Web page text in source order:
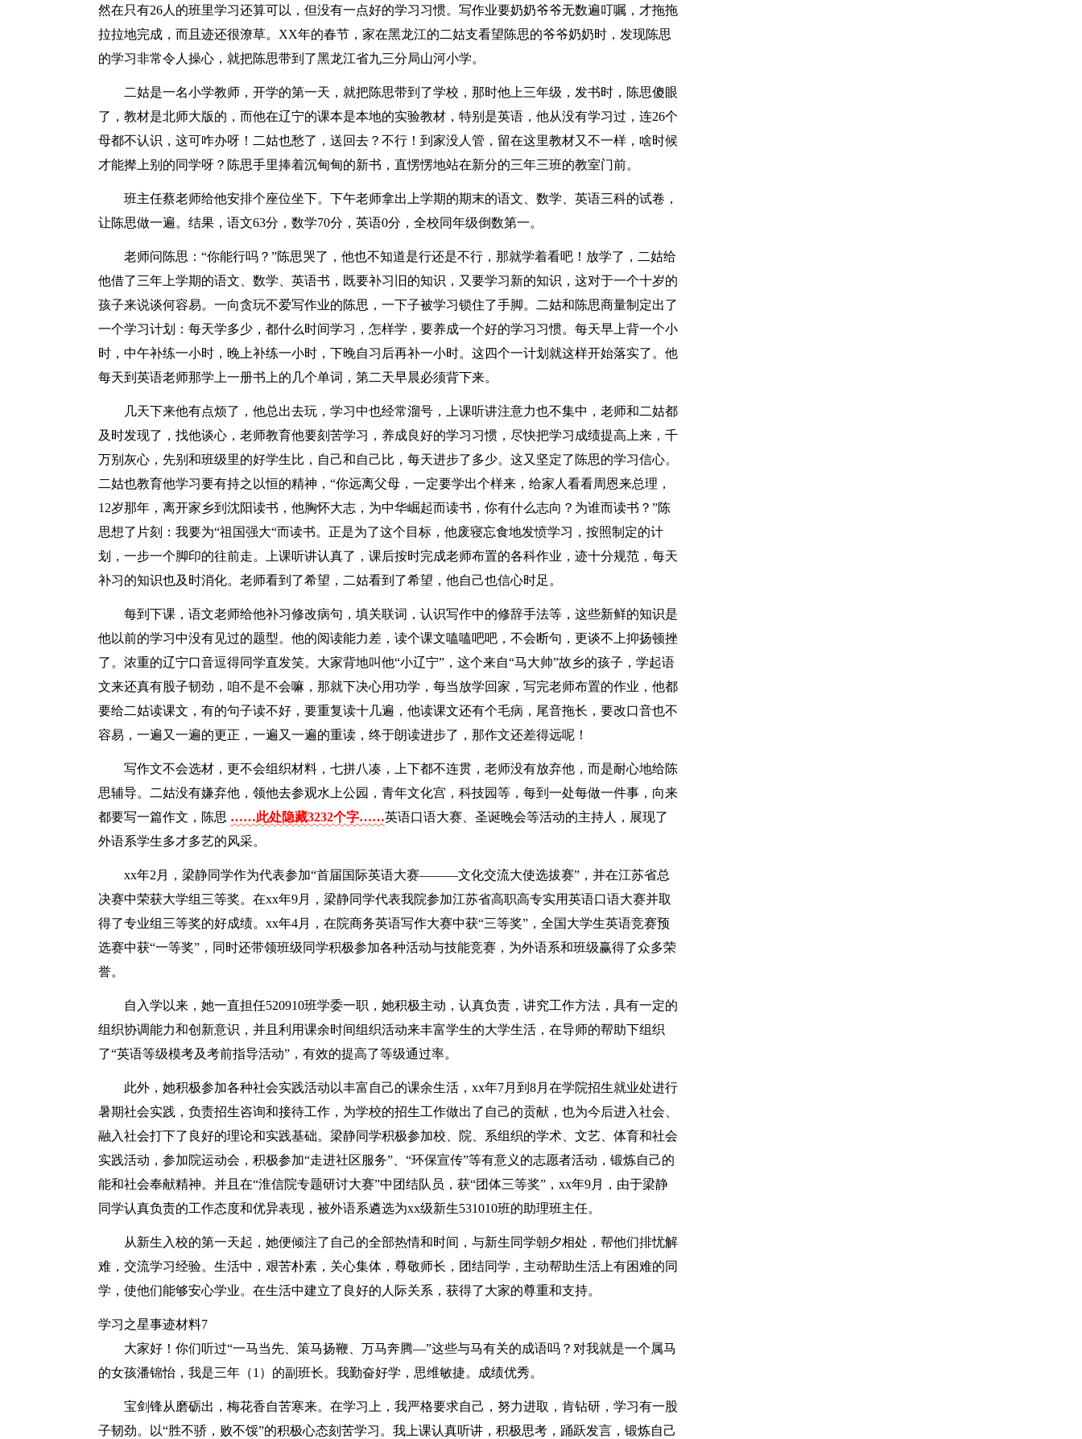
然在只有26人的班里学习还算可以，但没有一点好的学习习惯。写作业要奶奶爷爷无数遍叮嘱，才拖拖
拉拉地完成，而且迹还很潦草。XX年的春节，家在黑龙江的二姑支看望陈思的爷爷奶奶时，发现陈思
的学习非常令人操心，就把陈思带到了黑龙江省九三分局山河小学。
二姑是一名小学教师，开学的第一天，就把陈思带到了学校，那时他上三年级，发书时，陈思傻眼
了，教材是北师大版的，而他在辽宁的课本是本地的实验教材，特别是英语，他从没有学习过，连26个
母都不认识，这可咋办呀！二姑也愁了，送回去？不行！到家没人管，留在这里教材又不一样，啥时候
才能撵上别的同学呀？陈思手里捧着沉甸甸的新书，直愣愣地站在新分的三年三班的教室门前。
班主任蔡老师给他安排个座位坐下。下午老师拿出上学期的期末的语文、数学、英语三科的试卷，
让陈思做一遍。结果，语文63分，数学70分，英语0分，全校同年级倒数第一。
老师问陈思：“你能行吗？”陈思哭了，他也不知道是行还是不行，那就学着看吧！放学了，二姑给
他借了三年上学期的语文、数学、英语书，既要补习旧的知识，又要学习新的知识，这对于一个十岁的
孩子来说谈何容易。一向贪玩不爱写作业的陈思，一下子被学习锁住了手脚。二姑和陈思商量制定出了
一个学习计划：每天学多少，都什么时间学习，怎样学，要养成一个好的学习习惯。每天早上背一个小
时，中午补练一小时，晚上补练一小时，下晚自习后再补一小时。这四个一计划就这样开始落实了。他
每天到英语老师那学上一册书上的几个单词，第二天早晨必须背下来。
几天下来他有点烦了，他总出去玩，学习中也经常溜号，上课听讲注意力也不集中，老师和二姑都
及时发现了，找他谈心，老师教育他要刻苦学习，养成良好的学习习惯，尽快把学习成绩提高上来，千
万别灰心，先别和班级里的好学生比，自己和自己比，每天进步了多少。这又坚定了陈思的学习信心。
二姑也教育他学习要有持之以恒的精神，“你远离父母，一定要学出个样来，给家人看看周恩来总理，
12岁那年，离开家乡到沈阳读书，他胸怀大志，为中华崛起而读书，你有什么志向？为谁而读书？”陈
思想了片刻：我要为“祖国强大“而读书。正是为了这个目标，他废寝忘食地发愤学习，按照制定的计
划，一步一个脚印的往前走。上课听讲认真了，课后按时完成老师布置的各科作业，迹十分规范，每天
补习的知识也及时消化。老师看到了希望，二姑看到了希望，他自己也信心时足。
每到下课，语文老师给他补习修改病句，填关联词，认识写作中的修辞手法等，这些新鲜的知识是
他以前的学习中没有见过的题型。他的阅读能力差，读个课文嗑嗑吧吧，不会断句，更谈不上抑扬顿挫
了。浓重的辽宁口音逗得同学直发笑。大家背地叫他“小辽宁”，这个来自“马大帅”故乡的孩子，学起语
文来还真有股子韧劲，咱不是不会嘛，那就下决心用功学，每当放学回家，写完老师布置的作业，他都
要给二姑读课文，有的句子读不好，要重复读十几遍，他读课文还有个毛病，尾音拖长，要改口音也不
容易，一遍又一遍的更正，一遍又一遍的重读，终于朗读进步了，那作文还差得远呢！
写作文不会选材，更不会组织材料，七拼八凑，上下都不连贯，老师没有放弃他，而是耐心地给陈
思辅导。二姑没有嫌弃他，领他去参观水上公园，青年文化宫，科技园等，每到一处每做一件事，向来
都要写一篇作文，陈思 ……此处隐藏3232个字……英语口语大赛、圣诞晚会等活动的主持人，展现了
外语系学生多才多艺的风采。
xx年2月，梁静同学作为代表参加“首届国际英语大赛———文化交流大使选拔赛”，并在江苏省总
决赛中荣获大学组三等奖。在xx年9月，梁静同学代表我院参加江苏省高职高专实用英语口语大赛并取
得了专业组三等奖的好成绩。xx年4月，在院商务英语写作大赛中获“三等奖”，全国大学生英语竞赛预
选赛中获“一等奖”，同时还带领班级同学积极参加各种活动与技能竞赛，为外语系和班级赢得了众多荣
誉。
自入学以来，她一直担任520910班学委一职，她积极主动，认真负责，讲究工作方法，具有一定的
组织协调能力和创新意识，并且利用课余时间组织活动来丰富学生的大学生活，在导师的帮助下组织
了“英语等级模考及考前指导活动”，有效的提高了等级通过率。
此外，她积极参加各种社会实践活动以丰富自己的课余生活，xx年7月到8月在学院招生就业处进行
暑期社会实践，负责招生咨询和接待工作，为学校的招生工作做出了自己的贡献，也为今后进入社会、
融入社会打下了良好的理论和实践基础。梁静同学积极参加校、院、系组织的学术、文艺、体育和社会
实践活动，参加院运动会，积极参加“走进社区服务”、“环保宣传”等有意义的志愿者活动，锻炼自己的
能和社会奉献精神。并且在“淮信院专题研讨大赛”中团结队员，获“团体三等奖”，xx年9月，由于梁静
同学认真负责的工作态度和优异表现，被外语系遴选为xx级新生531010班的助理班主任。
从新生入校的第一天起，她便倾注了自己的全部热情和时间，与新生同学朝夕相处，帮他们排忧解
难，交流学习经验。生活中，艰苦朴素，关心集体，尊敬师长，团结同学，主动帮助生活上有困难的同
学，使他们能够安心学业。在生活中建立了良好的人际关系，获得了大家的尊重和支持。
学习之星事迹材料7
大家好！你们听过“一马当先、策马扬鞭、万马奔腾—”这些与马有关的成语吗？对我就是一个属马
的女孩潘锦怡，我是三年（1）的副班长。我勤奋好学，思维敏捷。成绩优秀。
宝剑锋从磨砺出，梅花香自苦寒来。在学习上，我严格要求自己，努力进取，肯钻研，学习有一股
子韧劲。以“胜不骄，败不馁”的积极心态刻苦学习。我上课认真听讲，积极思考，踊跃发言，锻炼自己